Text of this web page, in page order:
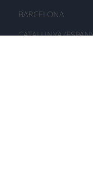
BARCELONA
CATALUNYA